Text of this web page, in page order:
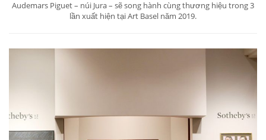
Audemars Piguet – núi Jura – sẽ song hành cùng thương hiệu trong 3
lần xuất hiện tại Art Basel năm 2019.